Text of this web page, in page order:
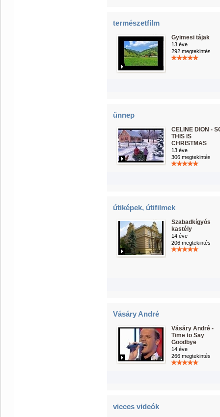
természetfilm
Gyimesi tájak
13 éve
292 megtekintés
ünnep
CELINE DION -
THIS IS
CHRISTMAS
13 éve
306 megtekintés
útiképek, útifilmek
Szabadkígyós
kastély
14 éve
206 megtekintés
Vásáry André
Vásáry André -
Time to Say
Goodbye
14 éve
266 megtekintés
vicces videók